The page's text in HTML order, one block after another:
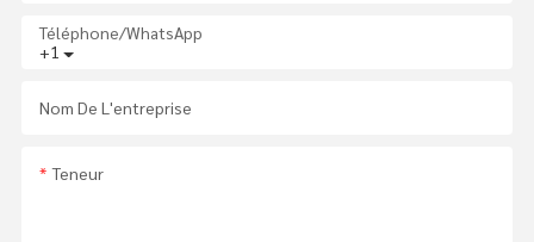
+1
Téléphone/WhatsApp
Nom De L'entreprise
Teneur